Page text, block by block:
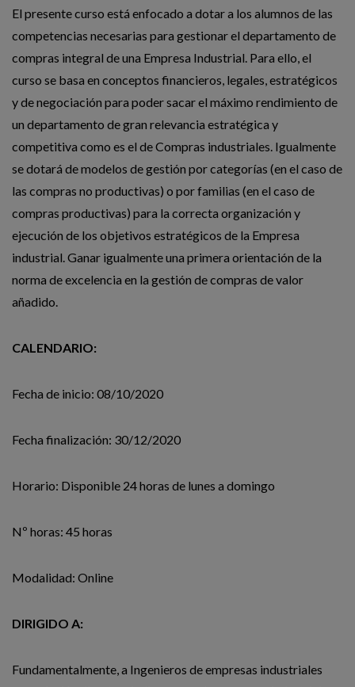
El presente curso está enfocado a dotar a los alumnos de las
competencias necesarias para gestionar el departamento de
compras integral de una Empresa Industrial. Para ello, el
curso se basa en conceptos financieros, legales, estratégicos
y de negociación para poder sacar el máximo rendimiento de
un departamento de gran relevancia estratégica y
competitiva como es el de Compras industriales. Igualmente
se dotará de modelos de gestión por categorías (en el caso de
las compras no productivas) o por familias (en el caso de
compras productivas) para la correcta organización y
ejecución de los objetivos estratégicos de la Empresa
industrial. Ganar igualmente una primera orientación de la
norma de excelencia en la gestión de compras de valor
añadido.
CALENDARIO:
Fecha de inicio: 08/10/2020
Fecha finalización: 30/12/2020
Horario: Disponible 24 horas de lunes a domingo
Nº horas: 45 horas
Modalidad: Online
DIRIGIDO A:
Fundamentalmente, a Ingenieros de empresas industriales